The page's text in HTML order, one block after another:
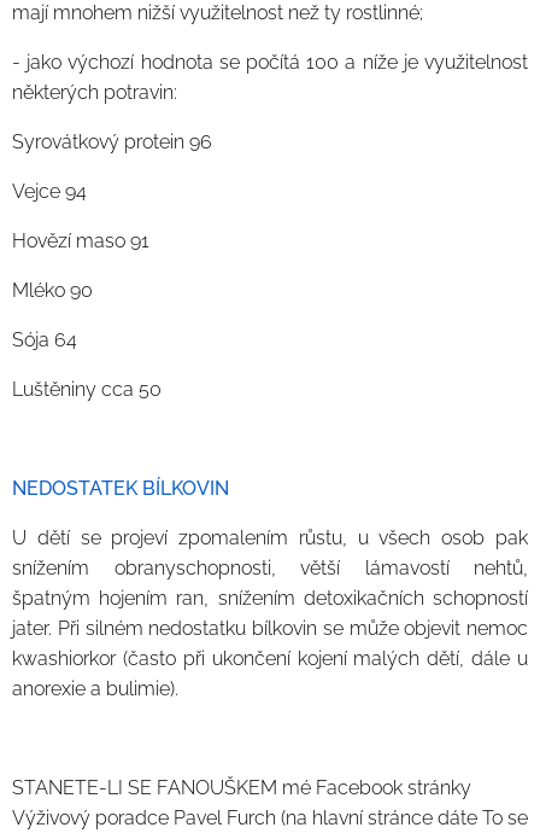
mají mnohem nižší využitelnost než ty rostlinné;
- jako výchozí hodnota se počítá 100 a níže je využitelnost
některých potravin:
Syrovátkový protein 96
Vejce 94
Hovězí maso 91
Mléko 90
Sója 64
Luštěniny cca 50
NEDOSTATEK BÍLKOVIN
U dětí se projeví zpomalením růstu, u všech osob pak
snížením obranyschopnosti, větší lámavostí nehtů,
špatným hojením ran, snížením detoxikačních schopností
jater. Při silném nedostatku bílkovin se může objevit nemoc
kwashiorkor (často při ukončení kojení malých dětí, dále u
anorexie a bulimie).
STANETE-LI SE FANOUŠKEM mé Facebook stránky
Výživový poradce Pavel Furch (na hlavní stránce dáte To se